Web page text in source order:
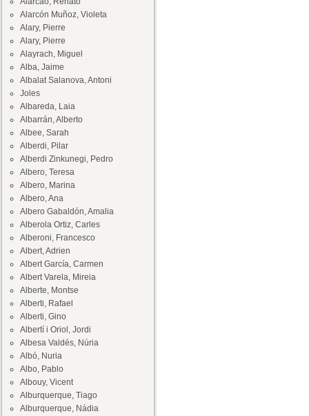
Alarcón Muñoz, Violeta
Alary, Pierre
Alary, Pierre
Alayrach, Miguel
Alba, Jaime
Albalat Salanova, Antoni
Joles
Albareda, Laia
Albarrán, Alberto
Albee, Sarah
Alberdi, Pilar
Alberdi Zinkunegi, Pedro
Albero, Teresa
Albero, Marina
Albero, Ana
Albero Gabaldón, Amalia
Alberola Ortiz, Carles
Alberoni, Francesco
Albert, Adrien
Albert García, Carmen
Albert Varela, Mireia
Alberte, Montse
Alberti, Rafael
Alberti, Gino
Albertí i Oriol, Jordi
Albesa Valdés, Núria
Albó, Nuria
Albo, Pablo
Albouy, Vicent
Alburquerque, Tiago
Alburquerque, Nádia